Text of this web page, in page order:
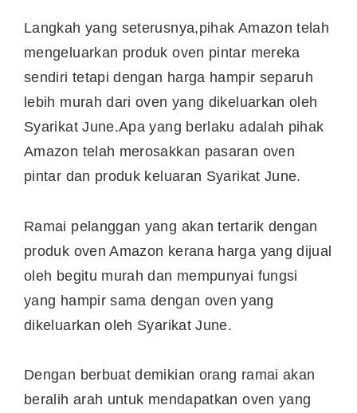
Langkah yang seterusnya,pihak Amazon telah
mengeluarkan produk oven pintar mereka
sendiri tetapi dengan harga hampir separuh
lebih murah dari oven yang dikeluarkan oleh
Syarikat June.Apa yang berlaku adalah pihak
Amazon telah merosakkan pasaran oven
pintar dan produk keluaran Syarikat June.
Ramai pelanggan yang akan tertarik dengan
produk oven Amazon kerana harga yang dijual
oleh begitu murah dan mempunyai fungsi
yang hampir sama dengan oven yang
dikeluarkan oleh Syarikat June.
Dengan berbuat demikian orang ramai akan
beralih arah untuk mendapatkan oven yang